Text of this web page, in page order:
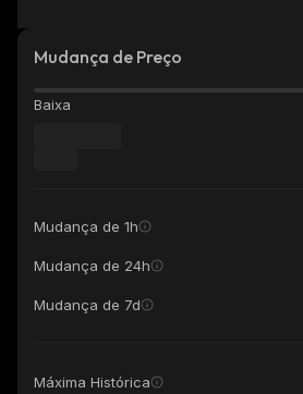
Mudança de Preço
Baixa
Mudança de 1h
Mudança de 24h
Mudança de 7d
Máxima Histórica